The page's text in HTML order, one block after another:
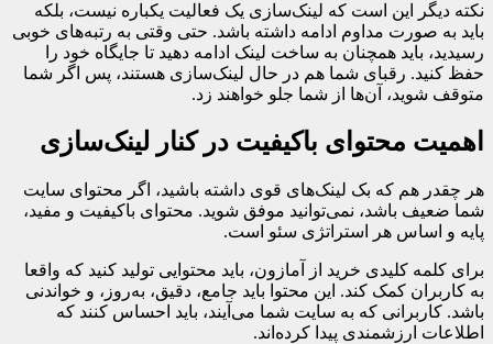
نکته دیگر این است که لینک‌سازی یک فعالیت یکباره نیست، بلکه
باید به صورت مداوم ادامه داشته باشد. حتی وقتی به رتبه‌های خوبی
رسیدید، باید همچنان به ساخت لینک ادامه دهید تا جایگاه خود را
حفظ کنید. رقبای شما هم در حال لینک‌سازی هستند، پس اگر شما
متوقف شوید، آن‌ها از شما جلو خواهند زد.
اهمیت محتوای باکیفیت در کنار لینک‌سازی
هر چقدر هم که بک لینک‌های قوی داشته باشید، اگر محتوای سایت
شما ضعیف باشد، نمی‌توانید موفق شوید. محتوای باکیفیت و مفید،
پایه و اساس هر استراتژی سئو است.
برای کلمه کلیدی خرید از آمازون، باید محتوایی تولید کنید که واقعا
به کاربران کمک کند. این محتوا باید جامع، دقیق، به‌روز، و خواندنی
باشد. کاربرانی که به سایت شما می‌آیند، باید احساس کنند که
اطلاعات ارزشمندی پیدا کرده‌اند.